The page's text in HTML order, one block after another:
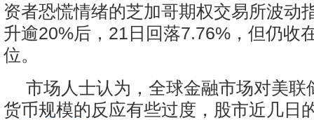
资者恐慌情绪的芝加哥期权交易所波动
升逾20%后，21日回落7.76%，但仍收
位。
市场人士认为，全球金融市场对美联
货币规模的反应有些过度，股市近几日